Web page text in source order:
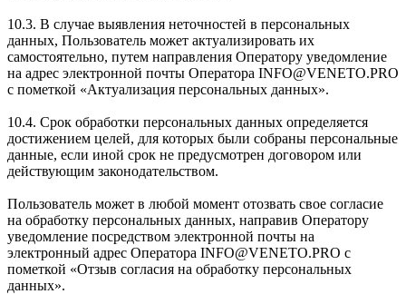
10.3. В случае выявления неточностей в персональных
данных, Пользователь может актуализировать их
самостоятельно, путем направления Оператору уведомление
на адрес электронной почты Оператора INFO@VENETO.PRO
с пометкой «Актуализация персональных данных».
10.4. Срок обработки персональных данных определяется
достижением целей, для которых были собраны персональные
данные, если иной срок не предусмотрен договором или
действующим законодательством.
Пользователь может в любой момент отозвать свое согласие
на обработку персональных данных, направив Оператору
уведомление посредством электронной почты на
электронный адрес Оператора INFO@VENETO.PRO с
пометкой «Отзыв согласия на обработку персональных
данных».